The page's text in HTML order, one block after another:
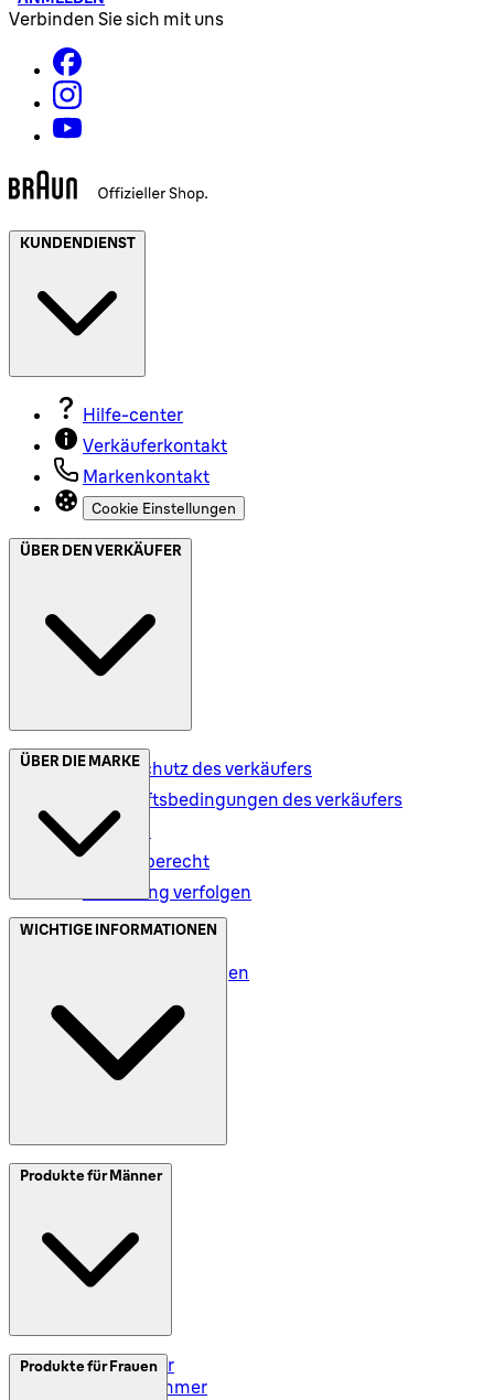
Verbinden Sie sich mit uns
KUNDENDIENST
Hilfe-center
Verkäuferkontakt
Markenkontakt
Cookie Einstellungen
ÜBER DEN VERKÄUFER
Datenschutz des verkäufers
Geschäftsbedingungen des verkäufers
Versand
Rückgaberecht
Bestellung verfolgen
ÜBER DIE MARKE
Datenschutz (DE)
Geschäftsbedingungen
Meine Daten (AT)
WICHTIGE INFORMATIONEN
SplitIt
Produkte für Männer
Elektrorasierer
Styler und Trimmer
Produkte für Frauen